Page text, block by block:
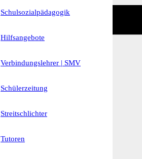
Schulsozialpädagogik
Hilfsangebote
Verbindungslehrer | SMV
Schülerzeitung
Streitschlichter
Tutoren